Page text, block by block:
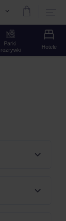
Aktualny język:
Parki
rozrywki
Hotele